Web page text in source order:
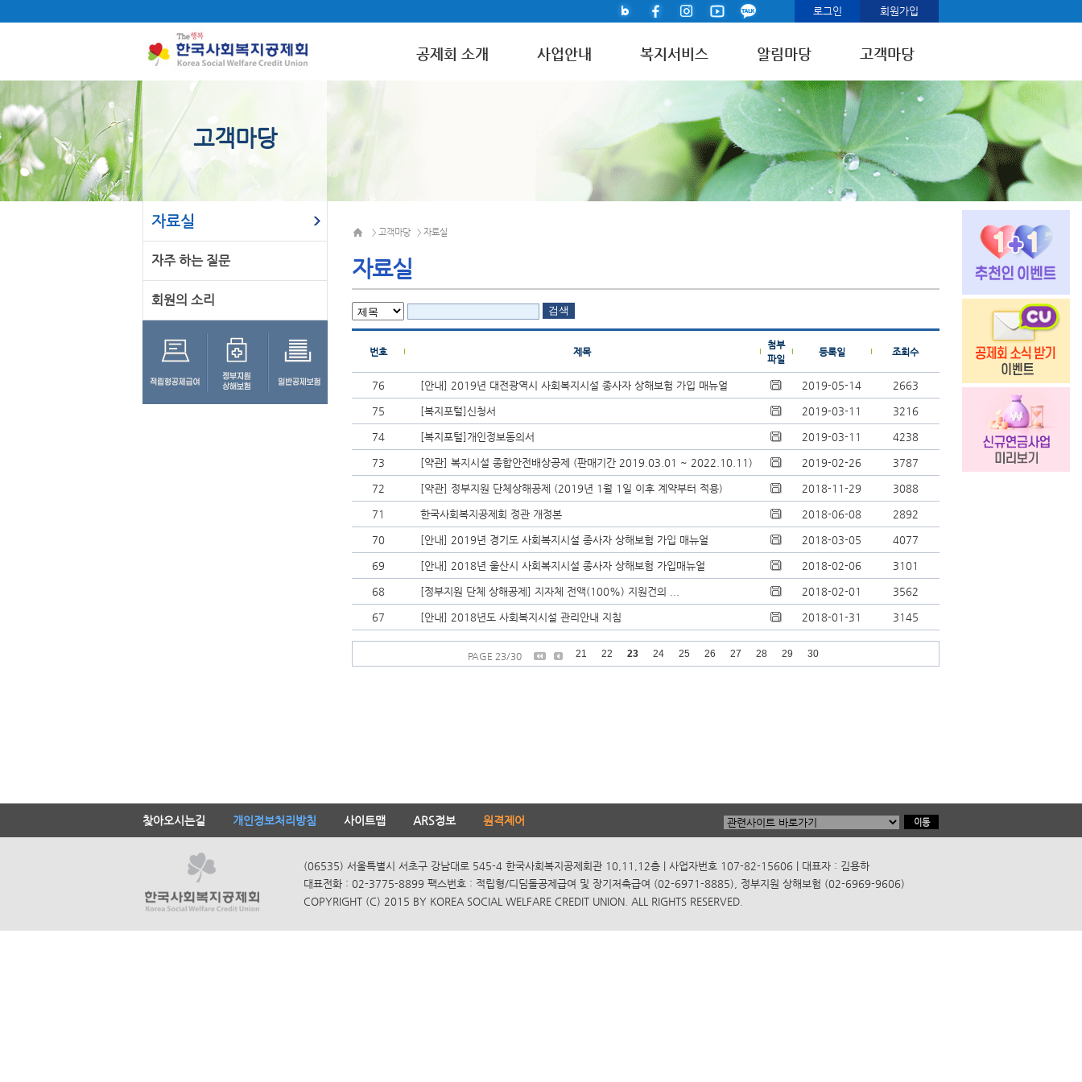
로그인 회원가입
공제회 소개 사업안내 복지서비스 알림마당 고객마당
고객마당
자료실
자주 하는 질문
회원의 소리
> 고객마당 > 자료실
자료실
번호 제목
첨부
파일
등록일 조회수
76 [안내] 2019년 대전광역시 사회복지시설 종사자 상해보험 가입 매뉴얼 2019-05-14 2663
75 [복지포털]신청서 2019-03-11 3216
74 [복지포털]개인정보동의서 2019-03-11 4238
73 [약관] 복지시설 종합안전배상공제 (판매기간 2019.03.01 ~ 2022.10.11) 2019-02-26 3787
72 [약관] 정부지원 단체상해공제 (2019년 1월 1일 이후 계약부터 적용) 2018-11-29 3088
71 한국사회복지공제회 정관 개정본 2018-06-08 2892
70 [안내] 2019년 경기도 사회복지시설 종사자 상해보험 가입 매뉴얼 2018-03-05 4077
69 [안내] 2018년 울산시 사회복지시설 종사자 상해보험 가입매뉴얼 2018-02-06 3101
68 [정부지원 단체 상해공제] 지자체 전액(100%) 지원건의 ... 2018-02-01 3562
67 [안내] 2018년도 사회복지시설 관리안내 지침 2018-01-31 3145
PAGE 23/30 21 22 23 24 25 26 27 28 29 30
찾아오시는길 개인정보처리방침 사이트맵 ARS정보 원격제어
(06535) 서울특별시 서초구 강남대로 545-4 한국사회복지공제회관 10,11,12층 | 사업자번호 107-82-15606 | 대표자 : 김용하
대표전화 : 02-3775-8899 팩스번호 : 적립형/디딤돌공제급여 및 장기저축급여 (02-6971-8885), 정부지원 상해보험 (02-6969-9606)
COPYRIGHT (C) 2015 BY KOREA SOCIAL WELFARE CREDIT UNION. ALL RIGHTS RESERVED.